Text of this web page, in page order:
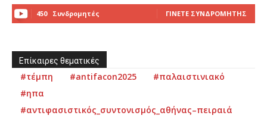
450 Συνδρομητές ΓΊΝΕΤΕ ΣΥΝΔΡΟΜΗΤΉΣ
Επίκαιρες θεματικές
#τέμπη #antifacon2025
#παλαιστινιακό
#ηπα
#αντιφασιστικός_συντονισμός_αθήνας–πειραιά